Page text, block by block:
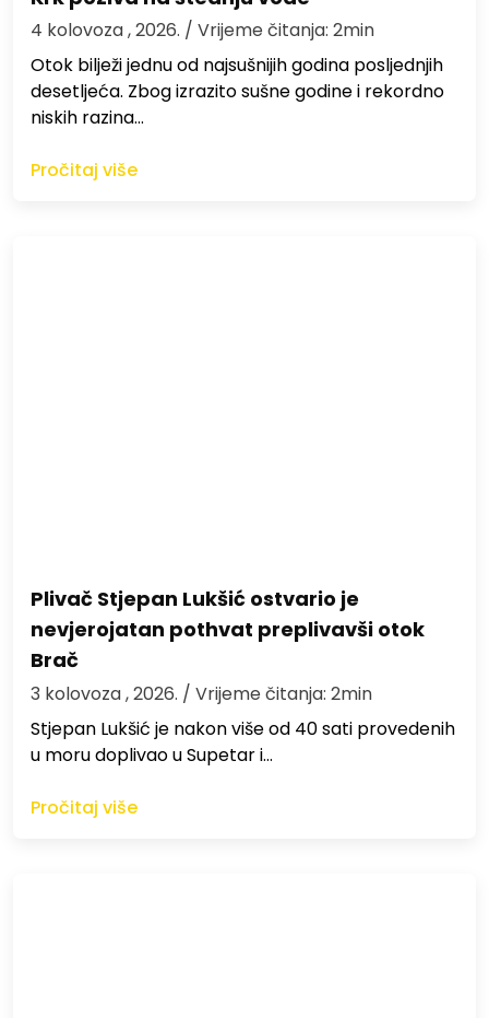
4 kolovoza , 2026. / Vrijeme čitanja: 2min
Otok bilježi jednu od najsušnijih godina posljednjih
desetljeća. Zbog izrazito sušne godine i rekordno
niskih razina…
Pročitaj više
Plivač Stjepan Lukšić ostvario je
nevjerojatan pothvat preplivavši otok
Brač
3 kolovoza , 2026. / Vrijeme čitanja: 2min
St​jepan Lukšić je nakon više od 40 sati provedenih
u moru doplivao u Supetar i…
Pročitaj više